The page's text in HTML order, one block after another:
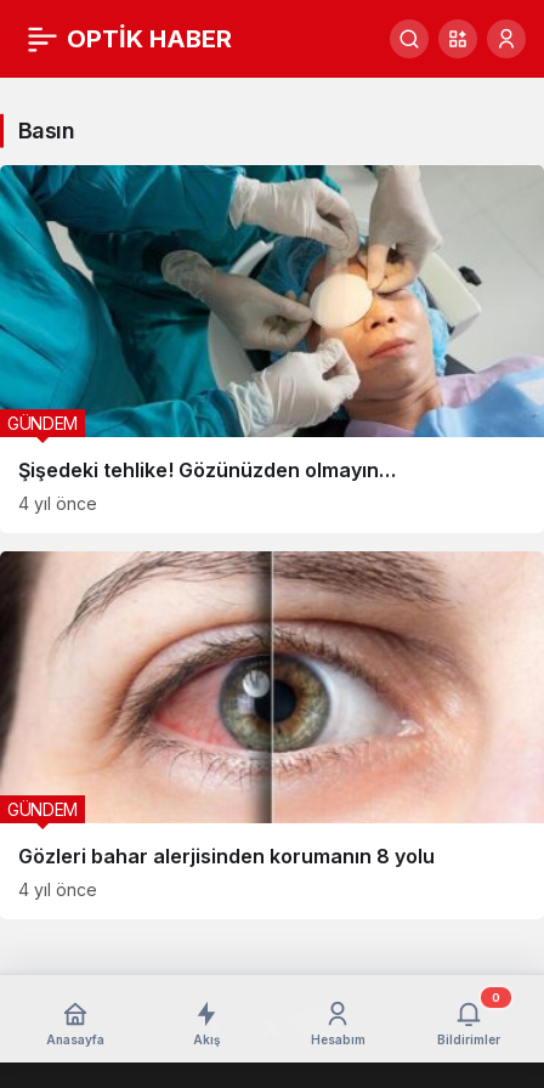
OPTİK HABER
Basın
Haberleri
Basın
Şişedeki tehlike! Gözünüzden olmayın…
GÜNDEM
4 yıl önce
Gözleri bahar alerjisinden korumanın 8 yolu
GÜNDEM
4 yıl önce
Anasayfa Akış Hesabım Bildirimler
0